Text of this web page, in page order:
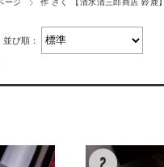
ージ 作 ざく 【清水清三郎商店 鈴鹿】
並び順：